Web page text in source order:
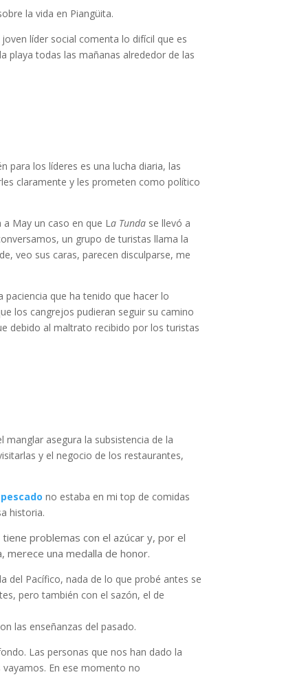
la vida en Piangüita.
líder social comenta lo difícil que es
playa todas las mañanas alrededor de las
para los líderes es una lucha diaria, las
claramente y les prometen como político
May un caso en que La Tunda se llevó a
un grupo de turistas llama la
veo sus caras, parecen disculparse, me
paciencia que ha tenido que hacer lo
los cangrejos pudieran seguir su camino
debido al maltrato recibido por los turistas
asegura la subsistencia de la
y el negocio de los restaurantes,
no estaba en mi top de comidas
historia.
problemas con el azúcar y, por el
merece una medalla de honor.
del Pacífico, nada de lo que probé antes se
pero también con el sazón, el de
las enseñanzas del pasado.
Las personas que nos han dado la
En ese momento no